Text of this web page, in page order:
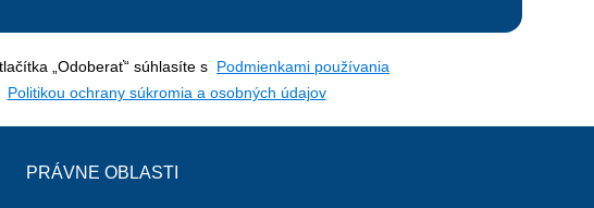
„Odoberať“ súhlasíte s Podmienkami používania
Politikou ochrany súkromia a osobných údajov
PRÁVNE OBLASTI